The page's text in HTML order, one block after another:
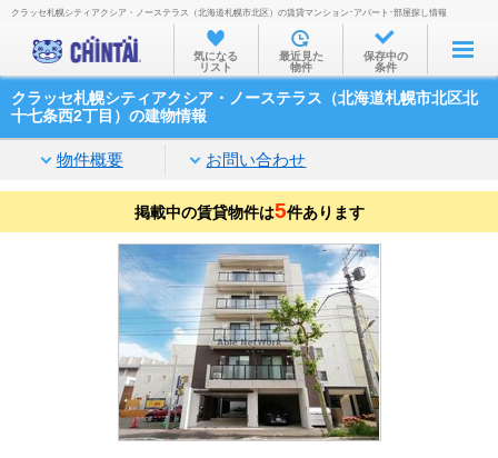
お部屋を探す
沿線・駅から
家賃相場から
通勤通学時間から
物件特集から
不動産会社から
TOP
クラッセ札幌シティアクシア・ノーステラス（北海道札幌市北区）の賃貸マンション･アパート･部屋探し情報
気になる
リスト
最近見た
物件
保存中の
条件
クラッセ札幌シティアクシア・ノーステラス（北海道札幌市北区北
十七条西2丁目）の建物情報
物件概要 お問い合わせ
掲載中の賃貸物件は5件あります